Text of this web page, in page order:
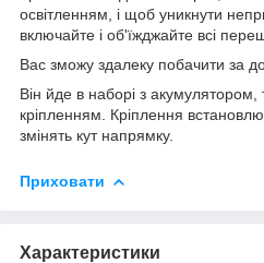
освітленням, і щоб уникнути
включайте і об'їжджайте всі
Вас зможу здалеку побачити за
Він йде в наборі з
кріпленням. Кріплення
змінять кут напрямку.
Приховати
Характеристики